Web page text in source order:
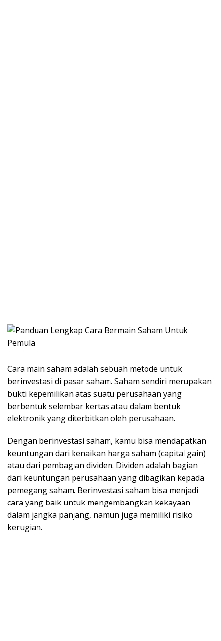
Cara main saham adalah sebuah metode untuk
berinvestasi di pasar saham. Saham sendiri merupakan
bukti kepemilikan atas suatu perusahaan yang
berbentuk selembar kertas atau dalam bentuk
elektronik yang diterbitkan oleh perusahaan.
Dengan berinvestasi saham, kamu bisa mendapatkan
keuntungan dari kenaikan harga saham (capital gain)
atau dari pembagian dividen. Dividen adalah bagian
dari keuntungan perusahaan yang dibagikan kepada
pemegang saham. Berinvestasi saham bisa menjadi
cara yang baik untuk mengembangkan kekayaan
dalam jangka panjang, namun juga memiliki risiko
kerugian.